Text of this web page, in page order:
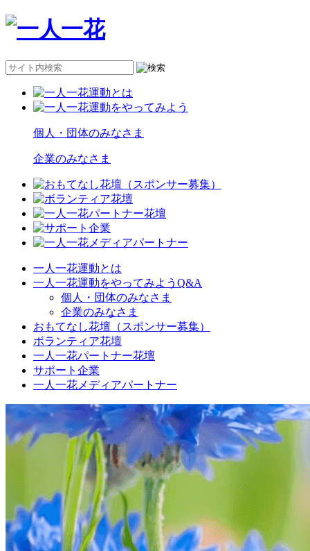
個人・団体のみなさま
企業のみなさま
一人一花運動とは
一人一花運動をやってみようQ&A
個人・団体のみなさま
企業のみなさま
おもてなし花壇（スポンサー募集）
ボランティア花壇
一人一花パートナー花壇
サポート企業
一人一花メディアパートナー